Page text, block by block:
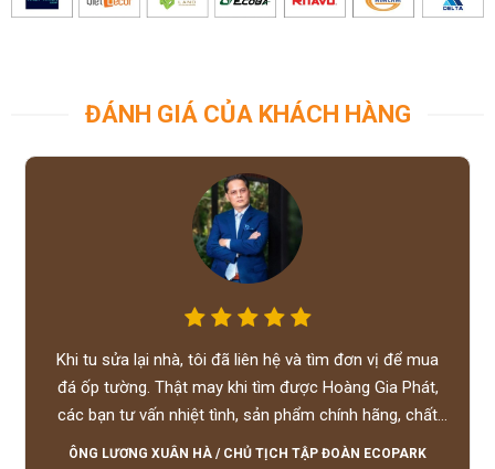
ĐÁNH GIÁ CỦA KHÁCH HÀNG
Khi tu sửa lại nhà, tôi đã liên hệ và tìm đơn vị để mua
đá ốp tường. Thật may khi tìm được Hoàng Gia Phát,
các bạn tư vấn nhiệt tình, sản phẩm chính hãng, chất
lượng tốt, giá hợp lý, hỗ trợ tận tình.
ÔNG LƯƠNG XUÂN HÀ / CHỦ TỊCH TẬP ĐOÀN ECOPARK